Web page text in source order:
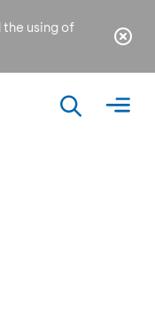
the using of